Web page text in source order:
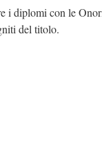
i diplomi con le
del titolo.